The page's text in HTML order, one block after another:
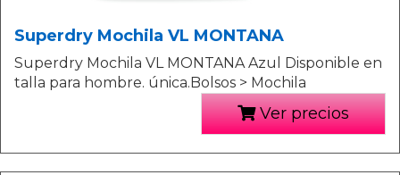
Superdry Mochila VL MONTANA
Superdry Mochila VL MONTANA Azul Disponible en
talla para hombre. única.Bolsos > Mochila
Ver precios